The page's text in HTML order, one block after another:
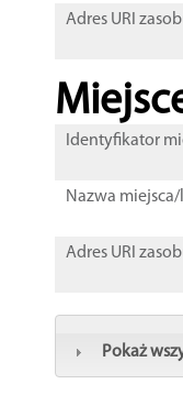
Adres URI
Identyfikator
Nazwa
Adres URI
Pokaż